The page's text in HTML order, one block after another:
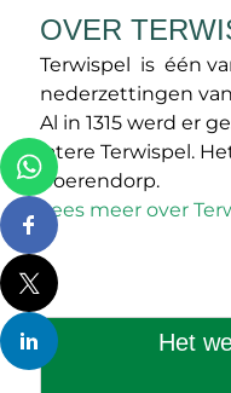
OVER
Terwispel is één
nederzettingen
Al in 1315 werd er
latere Terwispel.
boerendorp.
Lees meer over
Het